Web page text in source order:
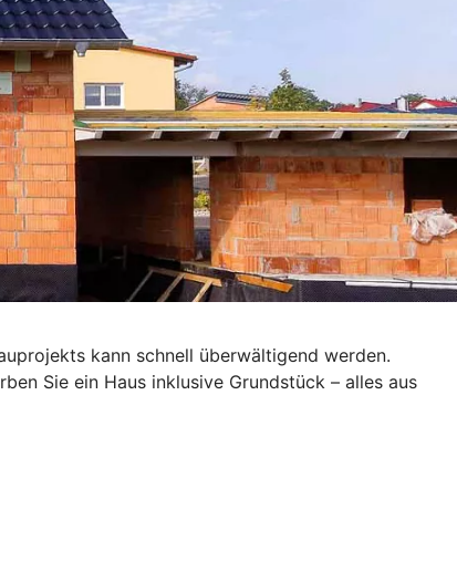
kann schnell überwältigend werden.
Sie ein Haus inklusive Grundstück – alles aus